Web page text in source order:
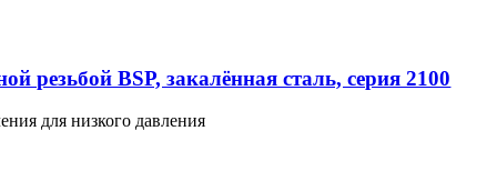
резьбой BSP, закалённая сталь, серия 2100
для низкого давления